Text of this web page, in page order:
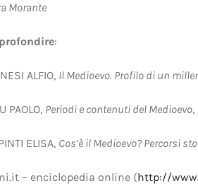
Morante
:
ALFIO, Il Medioevo. Profilo di un
PAOLO, Periodi e contenuti del Medioevo,
ELISA, Cos’è il Medioevo? Percorsi
– enciclopedia online (http://